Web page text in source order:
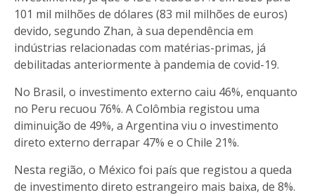
101 mil milhões de dólares (83 mil milhões de euros)
devido, segundo Zhan, à sua dependência em
indústrias relacionadas com matérias-primas, já
debilitadas anteriormente à pandemia de covid-19.
No Brasil, o investimento externo caiu 46%, enquanto
no Peru recuou 76%. A Colômbia registou uma
diminuição de 49%, a Argentina viu o investimento
direto externo derrapar 47% e o Chile 21%.
Nesta região, o México foi país que registou a queda
de investimento direto estrangeiro mais baixa, de 8%.